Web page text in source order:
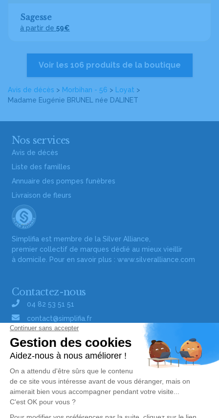
Avis de décès > Morbihan - 56 > Loyat >
Madame Eugénie BRUNEL née DALINET
Sagesse
à partir de 59€
Voir les 106 produits de la boutique
Nos services
Avis de décès
Liste des familles
Annuaire des pompes funèbres
Livraison de fleurs
Simplifia est membre de la Silver Alliance,
premier collectif de marques dédié au mieux vieillir
à domicile. Pour en savoir plus : www.silveralliance.com
Contactez-nous
04 82 53 51 51
contact@simplifia.fr
Réseaux sociaux
Liens utiles
Publier un avis de décès